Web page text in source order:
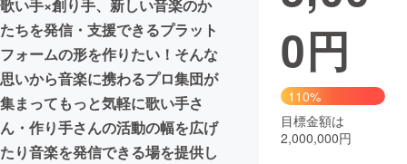
ビジネス・起業
まちづくり・地域活性化
CAMPFIRE for Social Good
CAMPFIRE Creation
CAMPFIREふるさと納税
コミュニティ
歌い手×創り手、新しい音楽のか
たちを発信・支援できるプラット
フォームの形を作りたい！そんな
思いから音楽に携わるプロ集団が
集まってもっと気軽に歌い手さ
ん・作り手さんの活動の幅を広げ
たり音楽を発信できる場を提供し
0円
110%
目標金額は
2,000,000円